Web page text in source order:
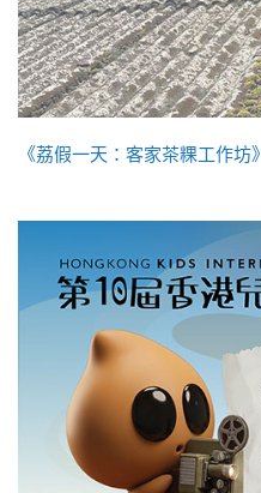
《荔假一天：客家茶粿工作坊》